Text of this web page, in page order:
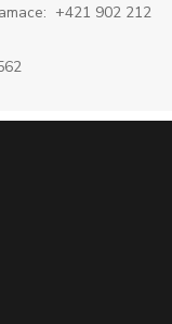
+421 902 212